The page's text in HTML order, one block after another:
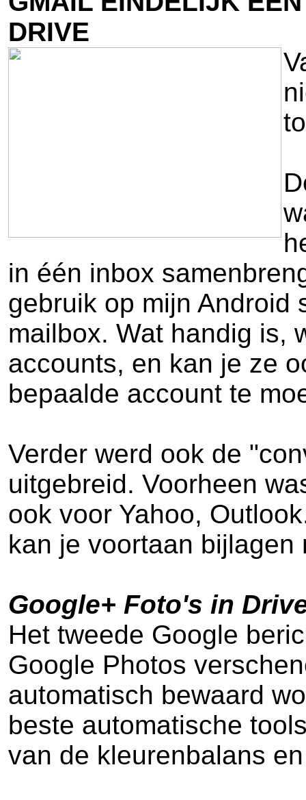
DRIVE
in één inbox
gebruik op mijn Android
mailbox. Wat handig is,
accounts, en kan je ze
bepaalde account te
Verder werd ook de
uitgebreid. Voorheen
ook voor Yahoo,
kan je voortaan
Google+ Foto's in
Het tweede Google
Google Photos
automatisch bewaard
beste automatische
van de kleurenbalans